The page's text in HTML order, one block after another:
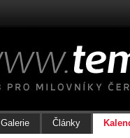
Galerie Články